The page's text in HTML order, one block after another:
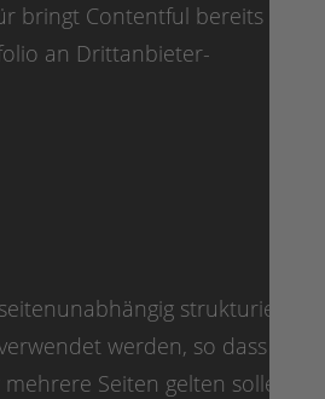
bringt Contentful bereits ein
an Drittanbieter-
strukturiert,
werden, so dass
Seiten gelten sollen,